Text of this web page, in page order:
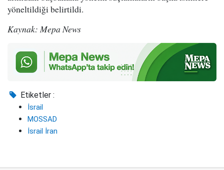
yöneltildiği belirtildi.
Kaynak: Mepa News
Etiketler :
İsrail
MOSSAD
İsrail İran